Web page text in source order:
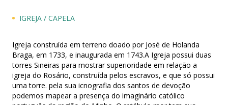
IGREJA / CAPELA
Igreja construída em terreno doado por José de Holanda
Braga, em 1733, e inaugurada em 1743.A Igreja possui duas
torres Sineiras para mostrar superioridade em relação a
igreja do Rosário, construída pelos escravos, e que só possui
uma torre. pela sua icnografia dos santos de devoção
podemos mapear a presença do imaginário católico